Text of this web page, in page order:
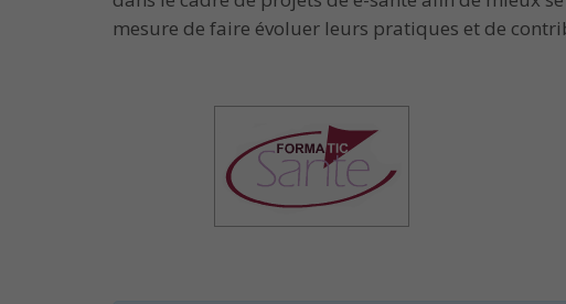
mesure de faire évoluer leurs pratiques et de